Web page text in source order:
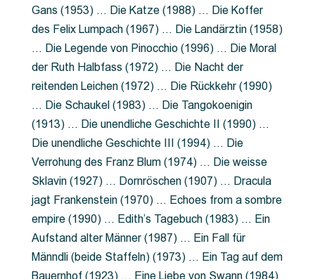
Gans (1953) … Die Katze (1988) … Die Koffer
des Felix Lumpach (1967) … Die Landärztin (1958)
… Die Legende von Pinocchio (1996) … Die Moral
der Ruth Halbfass (1972) … Die Nacht der
reitenden Leichen (1972) … Die Rückkehr (1990)
… Die Schaukel (1983) … Die Tangokoenigin
(1913) … Die unendliche Geschichte II (1990) …
Die unendliche Geschichte III (1994) … Die
Verrohung des Franz Blum (1974) … Die weisse
Sklavin (1927) … Dornröschen (1907) … Dracula
jagt Frankenstein (1970) … Echoes from a sombre
empire (1990) … Edith’s Tagebuch (1983) … Ein
Aufstand alter Männer (1987) … Ein Fall für
Männdli (beide Staffeln) (1973) … Ein Tag auf dem
Bauernhof (1923) … Eine Liebe von Swann (1984)